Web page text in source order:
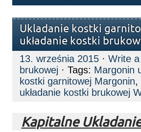
Ukladanie kostki
układanie kostki
13. września 2015 · Write
brukowej · Tags: Margonin
kostki garnitowej Margonin,
układanie kostki brukowej
Kapitalne